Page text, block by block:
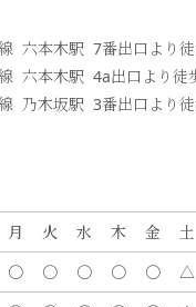
六本木駅 7番出口より
六本木駅 4a出口より徒
乃木坂駅 3番出口より
月 火 水 木 金 土
〇 〇 〇 〇 〇 △